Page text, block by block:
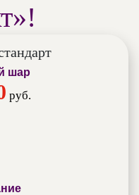
шар
руб.